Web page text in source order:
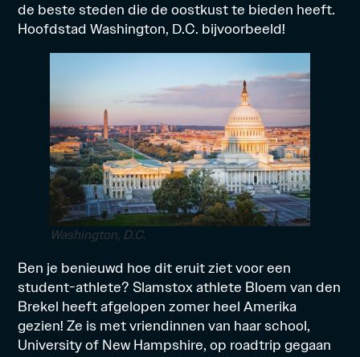
de beste steden die de oostkust te bieden heeft.
Hoofdstad Washington, D.C. bijvoorbeeld!
Washington, D.C.
Ben je benieuwd hoe dit eruit ziet voor een
student-athlete? Slamstox athlete Bloem van den
Brekel heeft afgelopen zomer heel Amerika
gezien! Ze is met vriendinnen van haar school,
University of New Hampshire, op roadtrip gegaan